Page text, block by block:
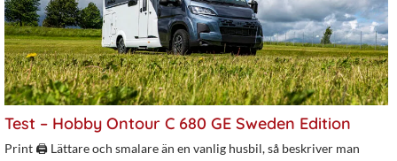
Test – Hobby Ontour C 680 GE Sweden Edition
Print 🖨 Lättare och smalare än en vanlig husbil, så beskriver man